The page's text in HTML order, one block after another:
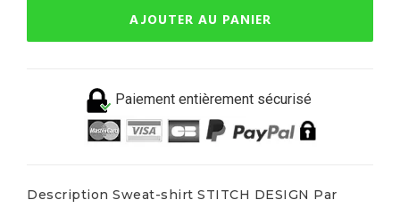
AJOUTER AU PANIER
Paiement entièrement sécurisé
Description Sweat-shirt STITCH DESIGN Par